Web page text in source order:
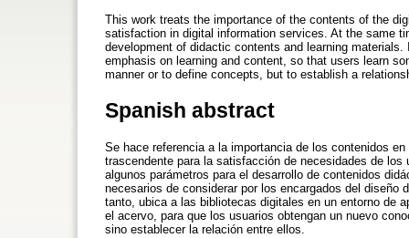
This work treats the importance of the contents of the
satisfaction in digital information services. At the same
development of didactic contents and learning
emphasis on learning and content, so that users learn
manner or to define concepts, but to establish a
Spanish abstract
Se hace referencia a la importancia de los contenidos
trascendente para la satisfacción de necesidades de
algunos parámetros para el desarrollo de contenidos
necesarios de considerar por los encargados del
tanto, ubica a las bibliotecas digitales en un entorno de
el acervo, para que los usuarios obtengan un nuevo
sino establecer la relación entre ellos.